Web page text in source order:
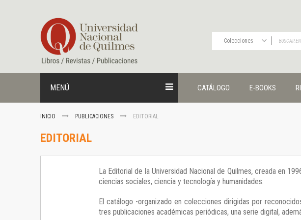
contenido
Colecciones
Publicaciones
Editorial
Cuadernos universitarios
Derechos humanos
Ediciones especiales
Géneros
MENÚ CATÁLOGO E-BOOKS
INICIO PUBLICACIONES EDITORIAL
EDITORIAL
La Editorial de la Universidad Nacional de Quilmes, creada en
ciencias sociales, ciencia y tecnología y humanidades.
El catálogo -organizado en colecciones dirigidas por
tres publicaciones académicas periódicas, una serie digital,